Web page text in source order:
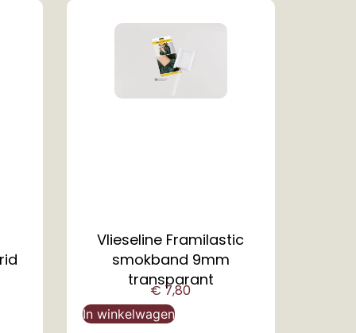
Vlieseline Framilastic
smokband 9mm
transparant
€7,80
In winkelwagen